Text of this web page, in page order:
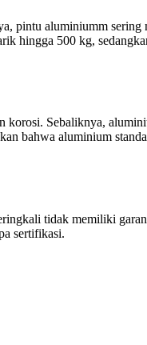
pintu aluminiumm sering
hingga 500 kg,
Sebaliknya,
bahwa aluminium
tidak memiliki
sertifikasi.